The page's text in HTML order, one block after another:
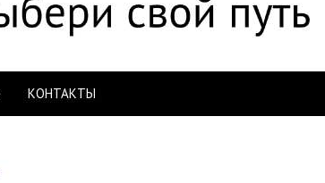
КОНТАКТЫ